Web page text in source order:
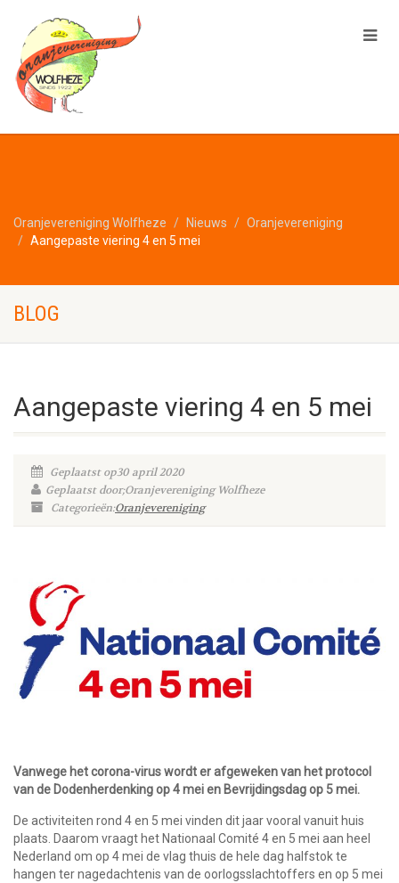
Oranjevereniging Wolfheze Nieuws
Oranjevereniging
Aangepaste viering 4 en 5 mei
BLOG
Aangepaste viering 4 en 5 mei
Geplaatst op30 april 2020
Geplaatst door;Oranjevereniging Wolfheze
Categorieën:Oranjevereniging
Vanwege het corona-virus wordt er afgeweken van het protocol
van de Dodenherdenking op 4 mei en Bevrijdingsdag op 5 mei.
De activiteiten rond 4 en 5 mei vinden dit jaar vooral vanuit huis
plaats. Daarom vraagt het Nationaal Comité 4 en 5 mei aan heel
Nederland om op 4 mei de vlag thuis de hele dag halfstok te
hangen ter nagedachtenis van de oorlogsslachtoffers en op 5 mei